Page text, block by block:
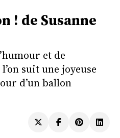
! de Susanne
et de
suit une joyeuse
d’un ballon